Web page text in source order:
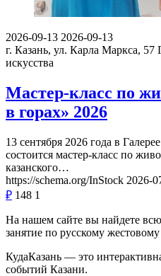
2026-09-13 2026-09-13
г. Казань, ул. Карла Маркса, 57
искусства
Мастер-класс по
в горах» 2026
13 сентября 2026 года в
состоится мастер-класс по
казанского…
https://schema.org/InStock 2026-
₽ 148 1
На нашем сайте вы найдете
занятие по русскому
КудаКазань — это
событий Казани.